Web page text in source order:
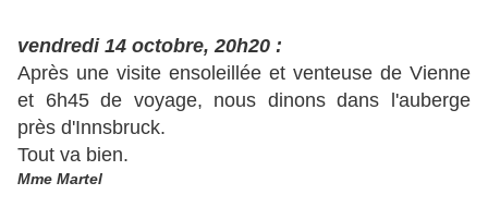
vendredi 14 octobre, 20h20 :
Après une visite ensoleillée et venteuse de Vienne
et 6h45 de voyage, nous dinons dans l'auberge
près d'Innsbruck.
Tout va bien.
Mme Martel